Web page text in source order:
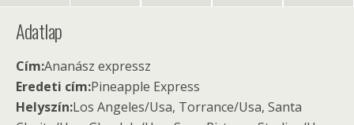
Adatlap
Cím:Ananász expressz
Eredeti cím:Pineapple Express
Helyszín:Los Angeles/Usa, Torrance/Usa, Santa